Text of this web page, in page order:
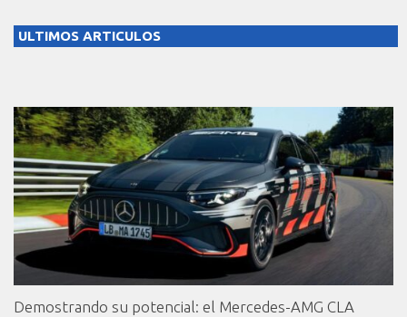
ULTIMOS ARTICULOS
Demostrando su potencial: el Mercedes-AMG CLA